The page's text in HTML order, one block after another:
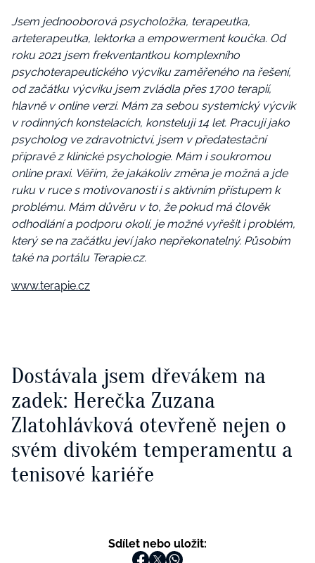
Jsem jednooborová psycholožka, terapeutka,
arteterapeutka, lektorka a empowerment koučka. Od
roku 2021 jsem frekventantkou komplexního
psychoterapeutického výcviku zaměřeného na řešení,
od začátku výcviku jsem zvládla přes 1700 terapií,
hlavně v online verzi. Mám za sebou systemický výcvik
v rodinných konstelacích, konsteluji 14 let. Pracuji jako
psycholog ve zdravotnictví, jsem v předatestační
přípravě z klinické psychologie. Mám i soukromou
online praxi. Věřím, že jakákoliv změna je možná a jde
ruku v ruce s motivovaností i s aktivním přístupem k
problému. Mám důvěru v to, že pokud má člověk
odhodlání a podporu okolí, je možné vyřešit i problém,
který se na začátku jeví jako nepřekonatelný. Působím
také na portálu Terapie.cz.
www.terapie.cz
Dostávala jsem dřevákem na
zadek: Herečka Zuzana
Zlatohlávková otevřeně nejen o
svém divokém temperamentu a
tenisové kariéře
Sdílet nebo uložit: